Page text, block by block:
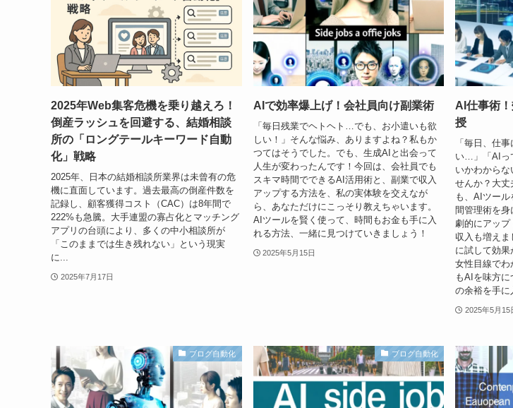
2025年Web集客危機を乗り越えろ！
倒産ラッシュを回避する、結婚相談
所の「ロングテールキーワード自動
化」戦略
2025年、日本の結婚相談所業界は未曾有の危
機に直面しています。過去最高の倒産件数を
記録し、顧客獲得コスト（CAC）は8年間で
222%も急騰。大手連盟の寡占化とマッチング
アプリの台頭により、多くの中小相談所が
「このままでは生き残れない」という現実
に...
2025年7月17日
AIで効率爆上げ！会社員向け副業術
「毎日残業でヘトヘト…でも、お小遣いも欲
しい！」そんな悩み、ありますよね？私もか
つてはそうでした。でも、生成AIと出会って
人生が変わったんです！今回は、会社員でも
スキマ時間でできるAI活用術と、副業で収入
アップする方法を、私の実体験を交えなが
ら、あなただけにこっそり教えちゃいます。
AIツールを賢く使って、時間もお金も手に入
れる方法、一緒に見つけていきましょう！
2025年5月15日
AI仕事術
授
「毎日、仕
い…」「AIっ
いかわから
せんか？大
も、AIツー
間管理術を
劇的にアッ
収入も増え
に試して効果
女性目線でわ
もAIを味方
の余裕を手に
2025年5月15
ブログ自動化 ブログ自動化